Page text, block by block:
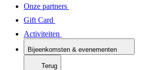
Onze partners
Gift Card
Activiteiten
Bijeenkomsten & evenementen
Terug